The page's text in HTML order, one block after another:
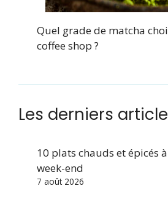
Quel grade de matcha
coffee shop ?
Les derniers
10 plats chauds et épicés
week-end
7 août 2026